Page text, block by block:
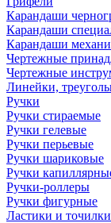
Карандаши
Карандаши
Карандаши
Чертежные
Чертежные
Линейки,
Ручки
Ручки стираемые
Ручки гелевые
Ручки перьевые
Ручки шариковые
Ручки
Ручки-роллеры
Ручки фигурные
Ластики и точилки